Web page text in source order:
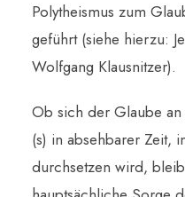
Polytheismus zum
geführt (siehe hierzu:
Wolfgang Klausnitzer).
Ob sich der Glaube
(s) in absehbarer Zeit,
durchsetzen wird,